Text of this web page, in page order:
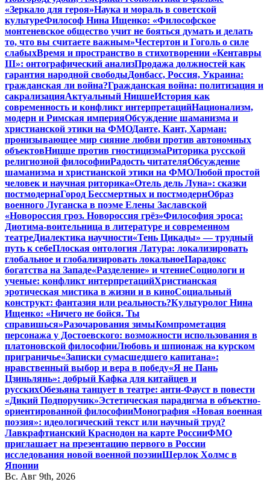
«Зеркало для героя»Наука и мораль в советской
культуреФилософ Нина Ищенко: «Философское
монтеневское общество учит не бояться думать и делать
то, что вы считаете важным»Честертон и Гоголь о силе
слабыхВремя и пространство в стихотворении «Кентавры
III»: онтографический анализПродажа должностей как
гарантия народной свободыДонбасс, Россия, Украина:
гражданская ли война?Гражданская война: политизация и
сакрализацияАктуальный НицшеИстория как
современность и конфликт интерпретацийНационализм,
модерн и Римская империяОбсуждение шаманизма и
христианской этики на ФМОДанте, Кант, Харман:
пронизывающее мир сияние любви против автономных
объектовНицше против гностицизмаРиторика русской
религиозной философииРадость читателяОбсуждение
шаманизма и христианской этики на ФМОЛюбой простой
человек и научная риторика«Отель дель Луна»: сказки
постмодернаГород Бессмертных и постмодернОбраз
военного Луганска в поэме Елены Заславской
«Новороссия гроз. Новороссия грёз»Философия эроса:
Диотима-воительница в литературе и современном
театреДиалектика научности«Тень Цикады» — трудный
путь к себеПлоская онтология Латура: локализировать
глобальное и глобализировать локальноеПарадокс
богатства на Западе«Разделение» и чтениеСоциологи и
ученые: конфликт интерпретацийХристианская
эротическая мистика в жизни и в киноСоциальный
конструкт: фантазия или реальность?Культуролог Нина
Ищенко: «Ничего не бойся. Ты
справишься»Разочарования зимыКомпрометация
персонажа у Достоевского: возможности использования в
платоновской философииЛюбовь и шпионаж на курском
приграничье«Записки сумасшедшего капитана»:
нравственный выбор и вера в победу«Я не Пань
Цзиньлянь»: добрый Кафка для китайцев и
русскихОбезьяна танцует в театре: анти-Фауст в повести
«Дикий Подпоручик»Эстетическая парадигма в объектно-
ориентированной философииМонография «Новая военная
поэзия»: идеологический текст или научный труд?
Лавкрафтианский Краснодон на карте РоссииФМО
приглашает на презентацию первого в России
исследования новой военной поэзииШерлок Холмс в
Японии
Вс. Авг 9th, 2026